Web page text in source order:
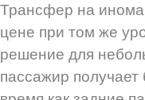
Трансфер на
цене при том же
решение для
пассажир получает